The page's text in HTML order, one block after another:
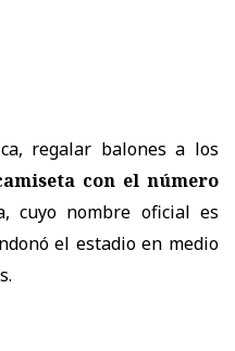
regalar balones a los
con el número
cuyo nombre oficial es
el estadio en medio